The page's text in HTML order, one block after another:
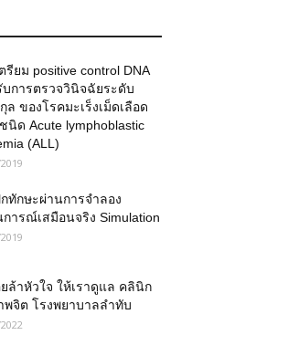
รียม positive control DNA
บการตรวจวินิจฉัยระดับ
ล ของโรคมะเร็งเม็ดเลือด
นิด Acute lymphoblastic
(ALL)
ทักษะผ่านการจำลอง
ารณ์เสมือนจริง Simulation
ล้าหัวใจ ให้เราดูแล คลินิก
พจิต โรงพยาบาลลำทับ